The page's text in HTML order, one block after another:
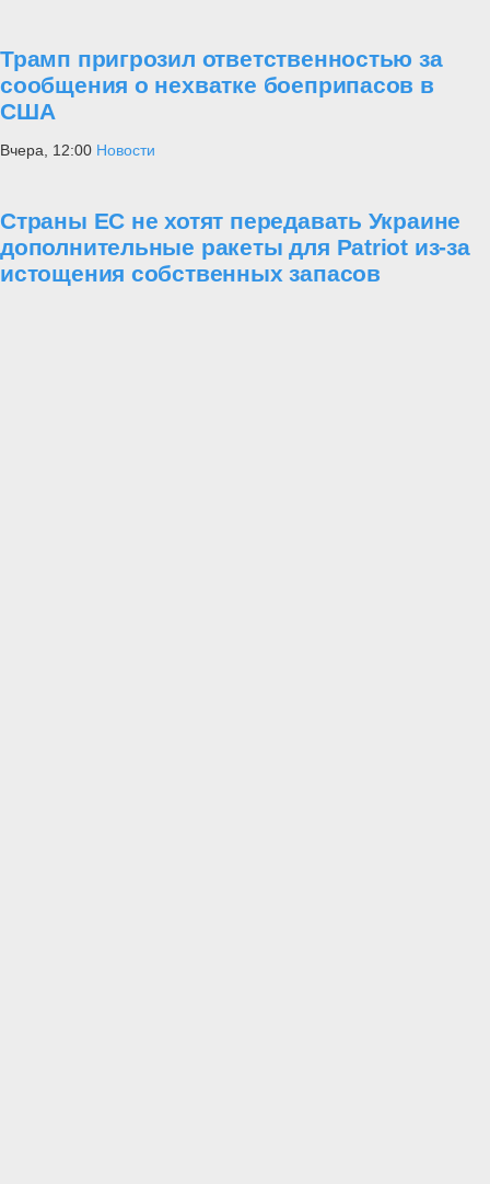
Трамп пригрозил ответственностью за
сообщения о нехватке боеприпасов в
США
Вчера, 12:00 Новости
Страны ЕС не хотят передавать Украине
дополнительные ракеты для Patriot из-за
истощения собственных запасов